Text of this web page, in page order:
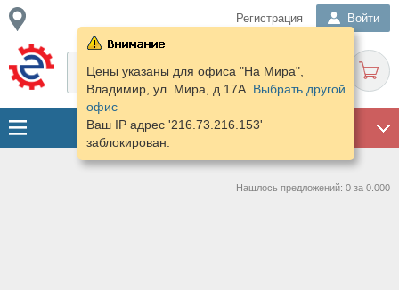
Регистрация Войти
Цены указаны для офиса "На Мира",
Владимир, ул. Мира, д.17А. Выбрать другой
офис
Ваш IP адрес '216.73.216.153'
заблокирован.
Нашлось предложений: 0 за 0.000